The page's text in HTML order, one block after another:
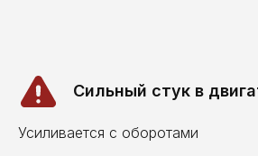
Сильный стук в
Усиливается с оборотами